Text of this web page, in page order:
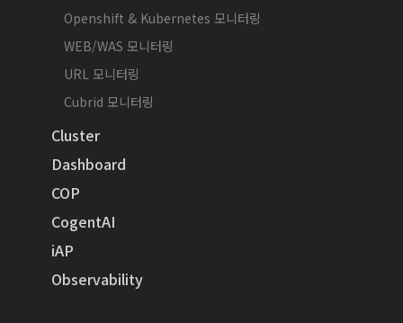
Openshift & Kubernetes 모니터링
WEB/WAS 모니터링
URL 모니터링
Cubrid 모니터링
Cluster
Dashboard
COP
CogentAI
iAP
Observability